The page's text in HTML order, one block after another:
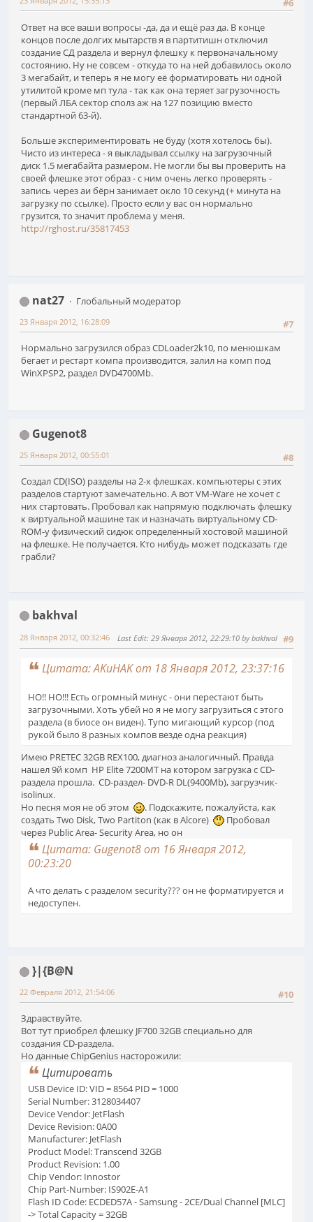
#6
Ответ на все ваши вопросы -да, да и ещё раз да. В конце
концов после долгих мытарств я в партитишн отключил
создание СД раздела и вернул флешку к первоначальному
состоянию. Ну не совсем - откуда то на ней добавилось около
3 мегабайт, и теперь я не могу её форматировать ни одной
утилитой кроме мп тула - так как она теряет загрузочность
(первый ЛБА сектор сполз аж на 127 позицию вместо
стандартной 63-й).
Больше экспериментировать не буду (хотя хотелось бы).
Чисто из интереса - я выкладывал ссылку на загрузочный
диск 1.5 мегабайта размером. Не могли бы вы проверить на
своей флешке этот образ - с ним очень легко проверять -
запись через аи бёрн занимает окло 10 секунд (+ минута на
загрузку по ссылке). Просто если у вас он нормально
грузится, то значит проблема у меня.
http://rghost.ru/35817453
nat27
Глобальный модератор
#7
23 Января 2012, 16:28:09
Нормально загрузился образ CDLoader2k10, по менюшкам
бегает и рестарт компа производится, залил на комп под
WinXPSP2, раздел DVD4700Mb.
Gugenot8
#8
25 Января 2012, 00:55:01
Создал CD(ISO) разделы на 2-х флешках. компьютеры с этих
разделов стартуют замечательно. А вот VM-Ware не хочет с
них стартовать. Пробовал как напрямую подключать флешку
к виртуальной машине так и назначать виртуальному CD-
ROM-у физический сидюк определенный хостовой машиной
на флешке. Не получается. Кто нибудь может подсказать где
грабли?
bakhval
#9
28 Января 2012, 00:32:46 Last Edit: 29 Января 2012, 22:29:10 by bakhval
Цитата: AKuHAK от 18 Января 2012, 23:37:16
НО!! НО!!! Есть огромный минус - они перестают быть
загрузочными. Хоть убей но я не могу загрузиться с этого
раздела (в биосе он виден). Тупо мигающий курсор (под
рукой было 8 разных компов везде одна реакция)
Имею PRETEC 32GB REX100, диагноз аналогичный. Правда
нашел 9й комп HP Elite 7200MT на котором загрузка c CD-
раздела прошла. CD-раздел- DVD-R DL(9400Mb), загрузчик-
isolinux.
Но песня моя не об этом
. Подскажите, пожалуйста, как
создать Two Disk, Two Partiton (как в Alcore)
Пробовал
через Public Area- Security Area, но он
Цитата: Gugenot8 от 16 Января 2012,
00:23:20
А что делать с разделом security??? он не форматируется и
недоступен.
}|{B@N
#10
22 Февраля 2012, 21:54:06
Здравствуйте.
Вот тут приобрел флешку JF700 32GB специально для
создания CD-раздела.
Но данные ChipGenius насторожили:
Цитировать
USB Device ID: VID = 8564 PID = 1000
Serial Number: 3128034407
Device Vendor: JetFlash
Device Revision: 0A00
Manufacturer: JetFlash
Product Model: Transcend 32GB
Product Revision: 1.00
Chip Vendor: Innostor
Chip Part-Number: IS902E-A1
Flash ID Code: ECDED57A - Samsung - 2CE/Dual Channel [MLC]
-> Total Capacity = 32GB